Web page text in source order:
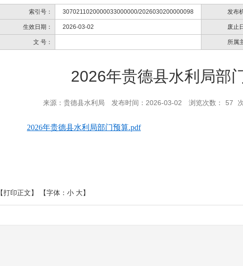
索引号： 3070211020000033000000/2026030200000098 发布
生效日期： 2026-03-02 废止
文 号： 所属
2026年贵德县水利局部
来源：贵德县水利局 发布时间：2026-03-02 浏览次数： 57
2026年贵德县水利局部门预算.pdf
【打印正文】 【字体： 小 大】